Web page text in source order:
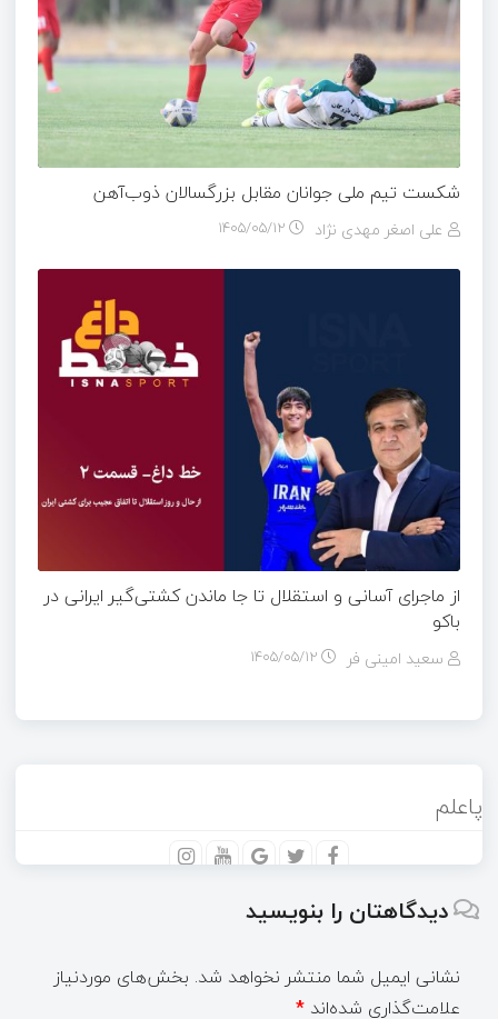
شکست تیم ملی جوانان مقابل بزرگسالان ذوب‌آهن
علی اصغر مهدی نژاد ۱۴۰۵/۰۵/۱۲
از ماجرای آسانی و استقلال تا جا ماندن کشتی‌گیر ایرانی در
باکو
سعید امینی فر ۱۴۰۵/۰۵/۱۲
پاعلم
دیدگاهتان را بنویسید
نشانی ایمیل شما منتشر نخواهد شد. بخش‌های موردنیاز
علامت‌گذاری شده‌اند *